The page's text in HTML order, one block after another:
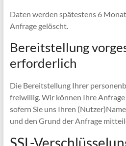
Daten werden spätestens 6
Anfrage gelöscht.
Bereitstellung
erforderlich
Die Bereitstellung Ihrer
freiwillig. Wir können Ihre
sofern Sie uns Ihren
und den Grund der Anfrage
SSL-